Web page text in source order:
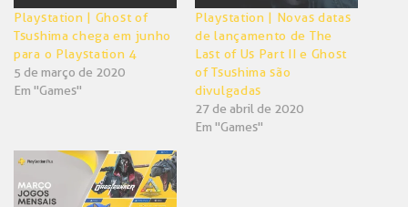
Playstation | Ghost of
Tsushima chega em junho
para o Playstation 4
5 de março de 2020
Em "Games"
Playstation | Novas datas
de lançamento de The
Last of Us Part II e Ghost
of Tsushima são
divulgadas
27 de abril de 2020
Em "Games"